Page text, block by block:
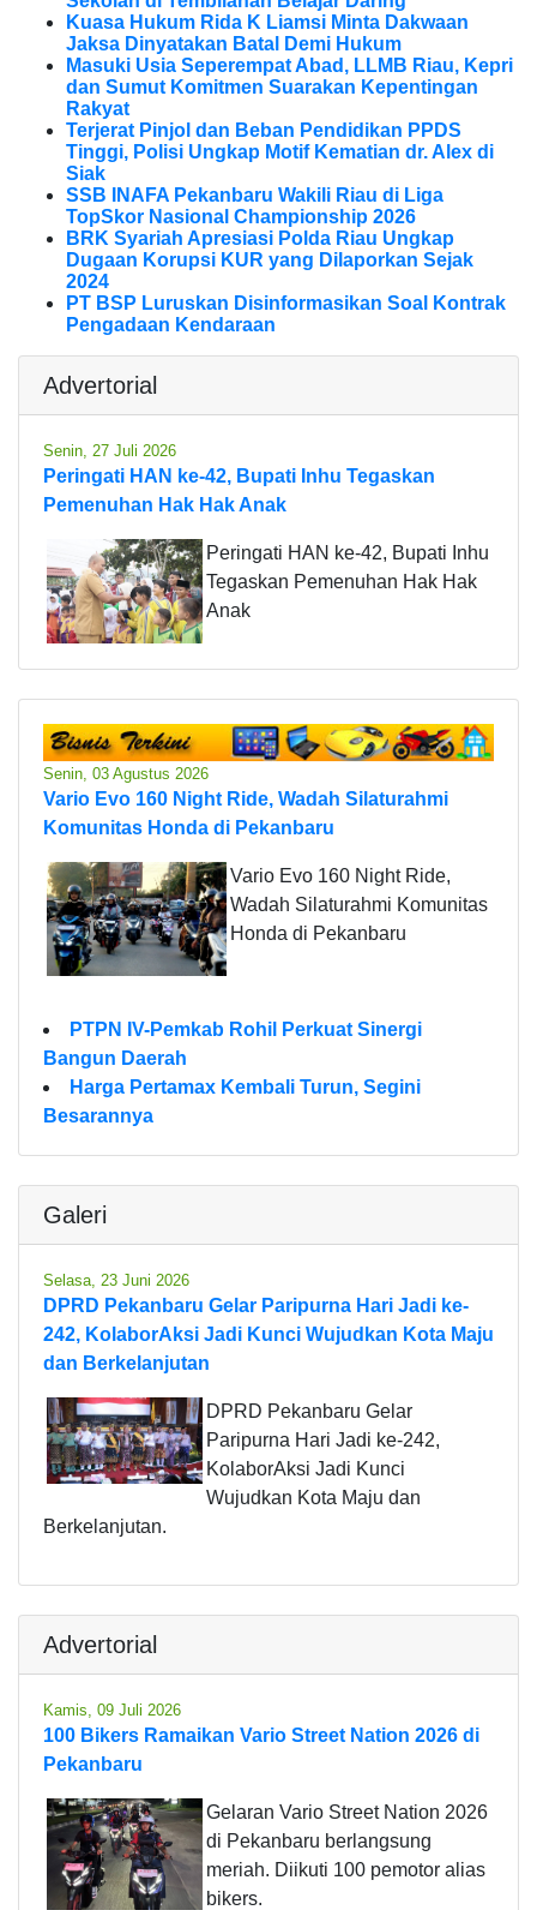
Kuasa Hukum Rida K Liamsi Minta Dakwaan
Jaksa Dinyatakan Batal Demi Hukum
Masuki Usia Seperempat Abad, LLMB Riau, Kepri
dan Sumut Komitmen Suarakan Kepentingan
Rakyat
Terjerat Pinjol dan Beban Pendidikan PPDS
Tinggi, Polisi Ungkap Motif Kematian dr. Alex di
Siak
SSB INAFA Pekanbaru Wakili Riau di Liga
TopSkor Nasional Championship 2026
BRK Syariah Apresiasi Polda Riau Ungkap
Dugaan Korupsi KUR yang Dilaporkan Sejak
2024
PT BSP Luruskan Disinformasikan Soal Kontrak
Pengadaan Kendaraan
Advertorial
Senin, 27 Juli 2026
Peringati HAN ke-42, Bupati Inhu Tegaskan
Pemenuhan Hak Hak Anak
Peringati HAN ke-42, Bupati Inhu
Tegaskan Pemenuhan Hak Hak
Anak
Senin, 03 Agustus 2026
Vario Evo 160 Night Ride, Wadah Silaturahmi
Komunitas Honda di Pekanbaru
Vario Evo 160 Night Ride,
Wadah Silaturahmi Komunitas
Honda di Pekanbaru
PTPN IV-Pemkab Rohil Perkuat Sinergi
Bangun Daerah
Harga Pertamax Kembali Turun, Segini
Besarannya
Galeri
Selasa, 23 Juni 2026
DPRD Pekanbaru Gelar Paripurna Hari Jadi ke-
242, KolaborAksi Jadi Kunci Wujudkan Kota Maju
dan Berkelanjutan
DPRD Pekanbaru Gelar
Paripurna Hari Jadi ke-242,
KolaborAksi Jadi Kunci
Wujudkan Kota Maju dan
Berkelanjutan.
Advertorial
Kamis, 09 Juli 2026
100 Bikers Ramaikan Vario Street Nation 2026 di
Pekanbaru
Gelaran Vario Street Nation 2026
di Pekanbaru berlangsung
meriah. Diikuti 100 pemotor alias
bikers.